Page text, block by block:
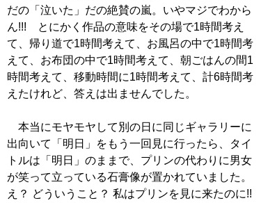
だの「泣いた」だの絶賛の嵐。いやマジでわから
ん!!! とにかく作品の意味をその場で1時間考え
て、帰り道で1時間考えて、お風呂の中で1時間考
えて、お布団の中で1時間考えて、朝ごはんの間1
時間考えて、移動時間に1時間考えて、計6時間考
えたけれど、答えは出ませんでした。
本当にモヤモヤして別の日に同じギャラリーに
出向いて「明日」をもう一回見に行ったら、タイ
トルは「明日」のままで、プリンの代わりに男女
が笑って立っている石膏像が置かれていました。
え？ どういうこと？ 私はプリンを見に来たのに!!